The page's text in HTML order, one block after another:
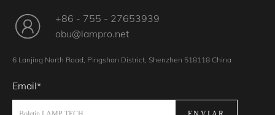
+86 - 755 - 27653939
obu@lampro.net
6 Lanjing North Road, Pingshan District, Shenzhen 518118 China
Email*